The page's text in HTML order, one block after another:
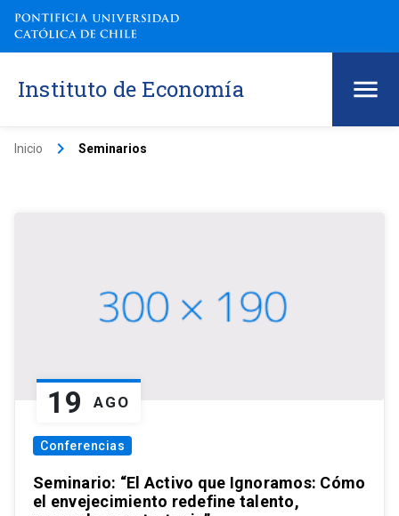
Instituto de Economía
Inicio keyboard_arrow_right Seminarios
19 AGO
Conferencias
Seminario: “El Activo que Ignoramos: Cómo
el envejecimiento redefine talento,